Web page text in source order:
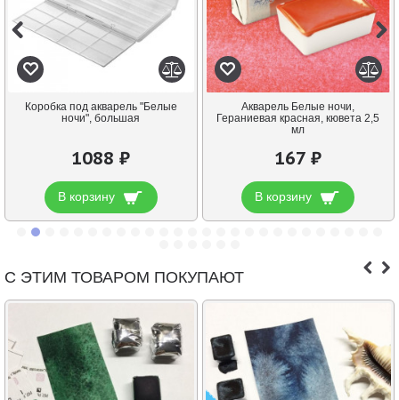
Коробка под акварель "Белые
ночи", большая
1088 ₽
В корзину
Акварель Белые ночи,
Гераниевая красная, кювета 2,5
мл
167 ₽
В корзину
С ЭТИМ ТОВАРОМ ПОКУПАЮТ